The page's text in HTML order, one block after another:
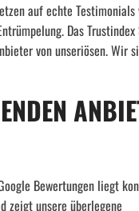
auf echte Testimonials
Das Trustindex
von unseriösen. Wir
Bewertungen liegt
zeigt unsere überlegene